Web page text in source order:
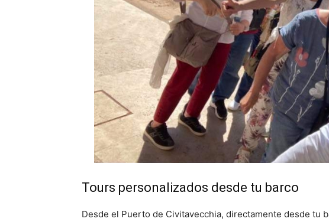
Tours personalizados desde tu barco
Desde el Puerto de Civitavecchia, directamente desde tu